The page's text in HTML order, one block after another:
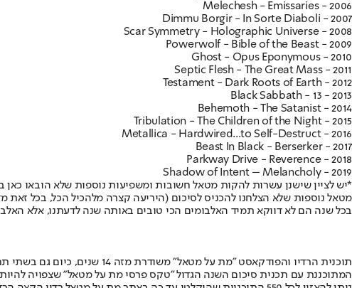
2006 - Melechesh - Emissaries
2007 - Dimmu Borgir - In Sorte Diaboli
2008 - Scar Symmetry - Holographic Universe
2009 - Powerwolf - Bible of the Beast
2010 - Ghost - Opus Eponymous
2011 - Septic Flesh - The Great Mass
2012 - Testament - Dark Roots of Earth
2013 - Black Sabbath - 13
2014 - Behemoth - The Satanist
2015 - Tribulation - The Children of the Night
2016 - Metallica - Hardwired...to Self-Destruct
2017 - Beast In Black - Berserker
2018 - Parkway Drive - Reverence
2019 - Shadow of Intent – Melancholy
בכל שנה הם לא דווקא תמיד האלבומים הכי טובים באותה שנה לדעתנו, אלא
המתוכננת עם תכנית סיכום השנה הגדול "טקס פרסי מת על מטאל" שצפויה להיות